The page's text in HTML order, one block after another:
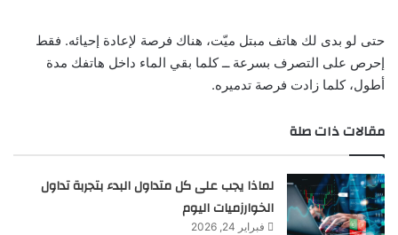
حتى لو بدى لك هاتف مبتل ميّت، هناك فرصة لإعادة إحيائه. فقط
إحرص على التصرف بسرعة ــ كلما بقي الماء داخل هاتفك مدة
أطول، كلما زادت فرصة تدميره.
مقالات ذات صلة
لماذا يجب على كل متداول البدء بتجربة تداول
الخوارزميات اليوم
فبراير 24, 2026